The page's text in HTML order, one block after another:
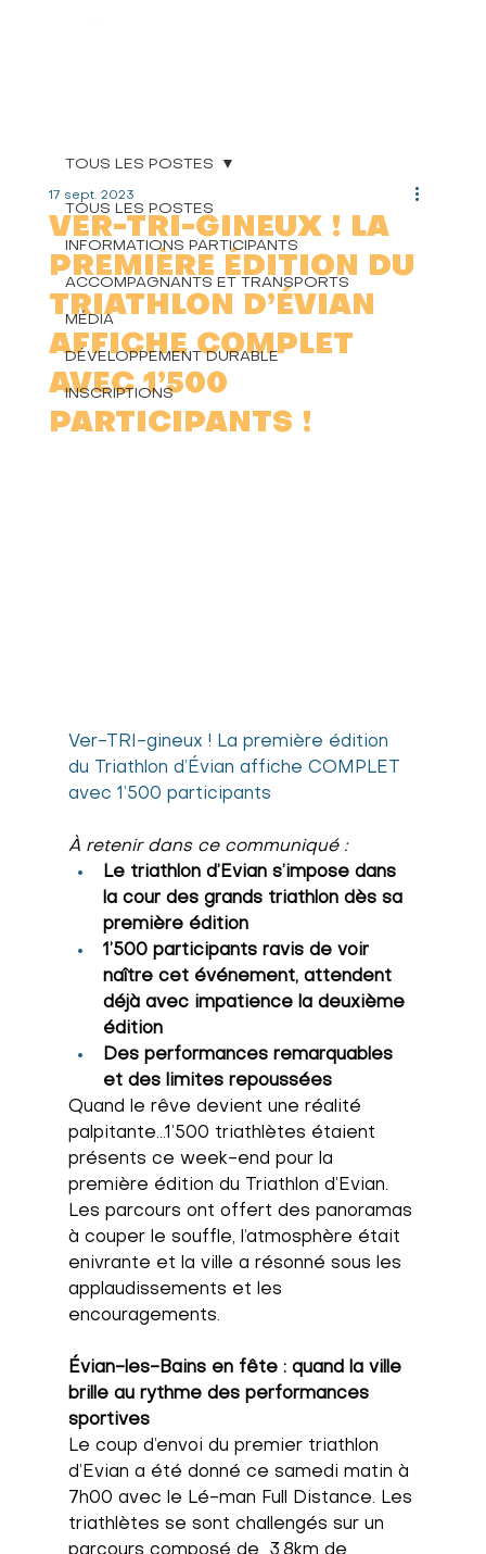
TOUS LES POSTES
INFORMATIONS PARTICIPANTS
ACCOMPAGNANTS ET TRANSPORTS
MÉDIA
DÉVELOPPEMENT DURABLE
INSCRIPTIONS
TOUS LES POSTES
VER-TRI-GINEUX ! LA
PREMIÈRE ÉDITION DU
TRIATHLON D’ÉVIAN
AFFICHE COMPLET
AVEC 1’500
PARTICIPANTS !
17 sept. 2023
Ver-TRI-gineux ! La première édition
du Triathlon d’Évian affiche COMPLET
avec 1’500 participants
À retenir dans ce communiqué :
Le triathlon d’Evian s’impose dans
la cour des grands triathlon dès sa
première édition
1’500 participants ravis de voir
naître cet événement, attendent
déjà avec impatience la deuxième
édition
Des performances remarquables
et des limites repoussées
Quand le rêve devient une réalité
palpitante…1’500 triathlètes étaient
présents ce week-end pour la
première édition du Triathlon d’Evian.
Les parcours ont offert des panoramas
à couper le souffle, l’atmosphère était
enivrante et la ville a résonné sous les
applaudissements et les
encouragements.
Évian-les-Bains en fête : quand la ville
brille au rythme des performances
sportives
Le coup d’envoi du premier triathlon
d’Evian a été donné ce samedi matin à
7h00 avec le Lé-man Full Distance. Les
triathlètes se sont challengés sur un
parcours composé de  3.8km de